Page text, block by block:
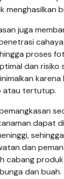
menghasilkan
juga
proses
dan risiko
karena
atau tertutup.
dapat
dan
cabang
dan buah.